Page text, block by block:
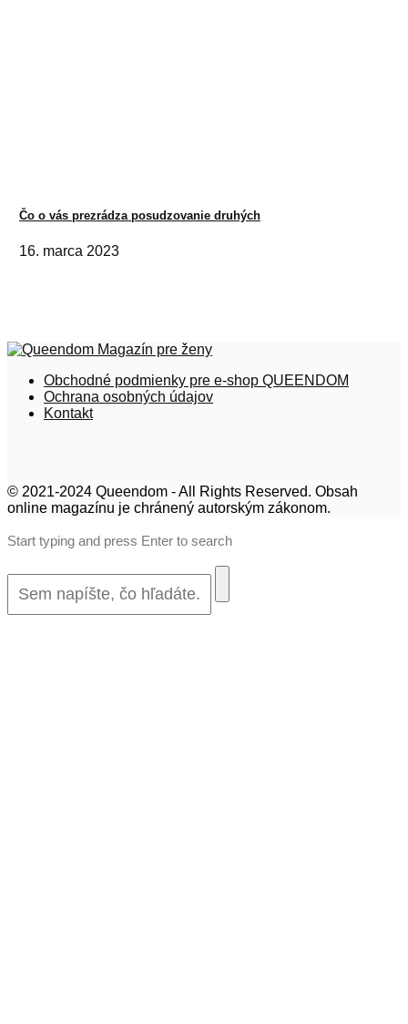
Čo o vás prezrádza posudzovanie druhých
16. marca 2023
Obchodné podmienky pre e-shop QUEENDOM
Ochrana osobných údajov
Kontakt
© 2021-2024 Queendom - All Rights Reserved. Obsah
online magazínu je chránený autorským zákonom.
Start typing and press Enter to search